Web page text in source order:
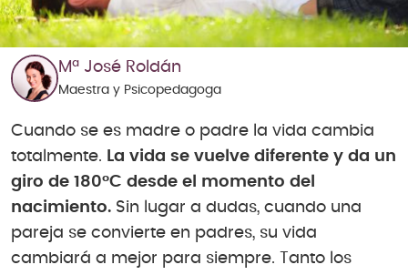
Mª José Roldán
Maestra y Psicopedagoga
Cuando se es madre o padre la vida cambia
totalmente. La vida se vuelve diferente y da un
giro de 180ºC desde el momento del
nacimiento. Sin lugar a dudas, cuando una
pareja se convierte en padres, su vida
cambiará a mejor para siempre. Tanto los